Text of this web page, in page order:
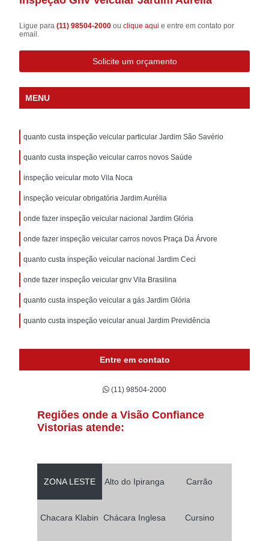
Ligue para(11) 98504-2000ouclique aqui e entre em contato por
email.
Solicite um orçamento
MENU
quanto custa inspeção veicular particular Jardim São Savério
quanto custa inspeção veicular carros novos Saúde
inspeção veicular moto Vila Noca
inspeção veicular obrigatória Jardim Aurélia
onde fazer inspeção veicular nacional Jardim Glória
onde fazer inspeção veicular carros novos Praça Da Árvore
quanto custa inspeção veicular nacional Jardim Ceci
onde fazer inspeção veicular gnv Vila Brasilina
quanto custa inspeção veicular a gás Jardim Glória
quanto custa inspeção veicular anual Jardim Previdência
Entre em contato
(11) 98504-2000
Regiões onde a Visão Confiance
Vistorias atende:
ZONA LESTE Alto do Ipiranga Carrão
Chacara Klabin Chácara Inglesa Cursino